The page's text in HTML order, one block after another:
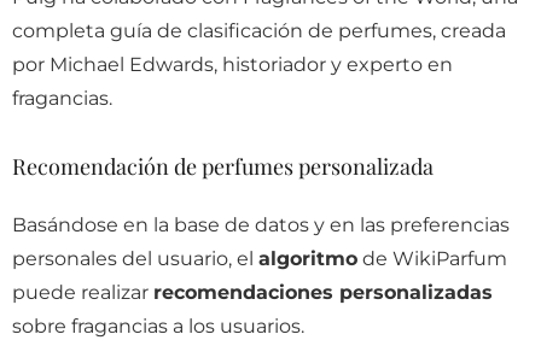
completa guía de clasificación de perfumes, creada
por Michael Edwards, historiador y experto en
fragancias.
Recomendación de perfumes personalizada
Basándose en la base de datos y en las preferencias
personales del usuario, el algoritmo de WikiParfum
puede realizar recomendaciones personalizadas
sobre fragancias a los usuarios.